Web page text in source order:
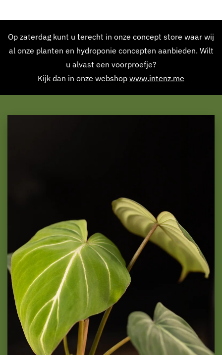
Op zaterdag kunt u terecht in onze concept store waar wij
al onze planten en hydroponie concepten aanbieden. Wilt
u alvast een voorproefje?
Kijk dan in onze webshop www.intenz.me
Philodendron Gloriosum